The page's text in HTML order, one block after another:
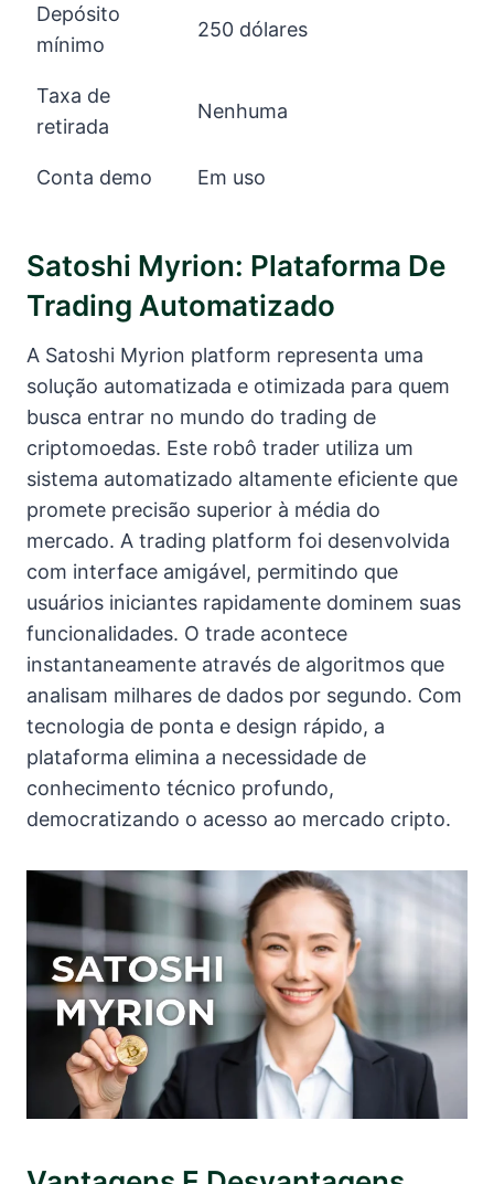
Depósito
mínimo
250 dólares
Taxa de
retirada
Nenhuma
Conta demo Em uso
Satoshi Myrion: Plataforma De
Trading Automatizado
A Satoshi Myrion platform representa uma
solução automatizada e otimizada para quem
busca entrar no mundo do trading de
criptomoedas. Este robô trader utiliza um
sistema automatizado altamente eficiente que
promete precisão superior à média do
mercado. A trading platform foi desenvolvida
com interface amigável, permitindo que
usuários iniciantes rapidamente dominem suas
funcionalidades. O trade acontece
instantaneamente através de algoritmos que
analisam milhares de dados por segundo. Com
tecnologia de ponta e design rápido, a
plataforma elimina a necessidade de
conhecimento técnico profundo,
democratizando o acesso ao mercado cripto.